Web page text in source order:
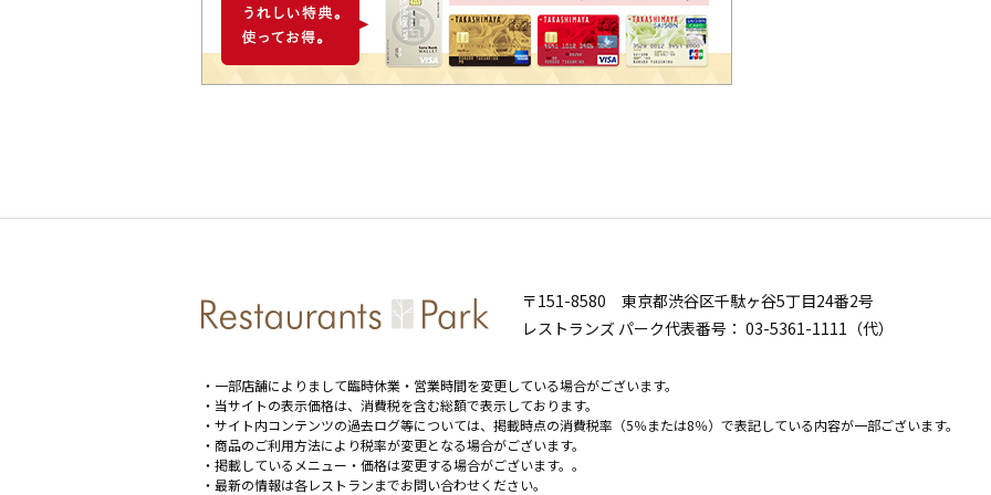
〒151-8580 東京都渋谷区千駄ヶ谷5丁目24番2号
レストランズ パーク代表番号： 03-5361-1111（代）
・一部店舗によりまして臨時休業・営業時間を変更している場合がございます。
・当サイトの表示価格は、消費税を含む総額で表示しております。
・サイト内コンテンツの過去ログ等については、掲載時点の消費税率（5％または8％）で表記している内容が一部ございます。
・商品のご利用方法により税率が変更となる場合がございます。
・掲載しているメニュー・価格は変更する場合がございます。。
・最新の情報は各レストランまでお問い合わせください。